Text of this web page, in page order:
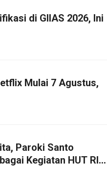
di GIIAS 2026, Ini
Mulai 7 Agustus,
Paroki Santo
Kegiatan HUT RI